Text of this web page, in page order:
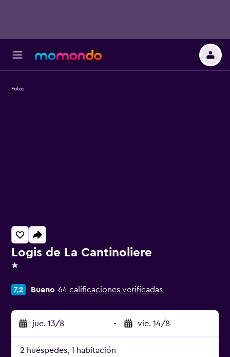
Logis de La Cantinoliere
1 estrella
7,2 Bueno 64 calificaciones verificadas
jue. 13/8 - vie. 14/8
2 huéspedes, 1 habitación
Fotos